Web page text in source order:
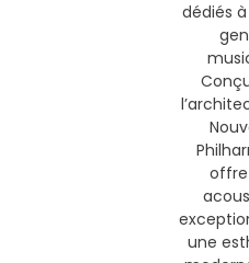
dédiés
une